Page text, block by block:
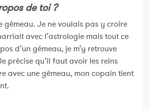
de toi ?
gémeau. Je ne voulais pas y croire
avec l’astrologie mais tout ce
d’un gémeau, je m’y retrouve
précise qu’il faut avoir les reins
avec une gémeau, mon copain tient